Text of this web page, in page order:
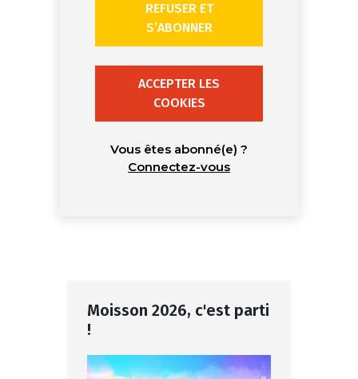
REFUSER ET
S’ABONNER
ACCEPTER LES
COOKIES
Vous êtes abonné(e) ?
Connectez-vous
Moisson 2026, c'est parti
!